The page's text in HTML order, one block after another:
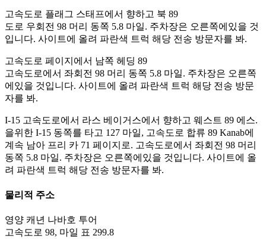
고속도로 플래그 스태프에서 향하고 북 89
도로 우회전 98 머리 동쪽 5.8 마일. 주차장은 오른쪽에있을 것
입니다. 사이트에 올려 파란색 트럭 해당 전송 방문자를 봐.
고속도로 페이지에서 남쪽 헤딩 89
고속도로에서 좌회전 98 머리 동쪽 5.8 마일. 주차장은 오른쪽
에있을 것입니다. 사이트에 올려 파란색 트럭 해당 전송 방문
자를 봐.
I-15 고속도로에서 라스 베이거스에서 향하고 웨스트 89 에스.
을위한 I-15 동쪽를 타고 127 마일, 고속도로 합류 89 Kanab에
계속 남아 프리 카 71 페이지로. 고속도로에서 좌회전 98 머리
동쪽 5.8 마일. 주차장은 오른쪽에있을 것입니다. 사이트에 올
려 파란색 트럭 해당 전송 방문자를 봐.
물리적 주소
영양 캐년 나바호 투어
고속도로 98, 마일 표 299.8